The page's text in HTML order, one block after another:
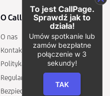
O CallPage
O nas
Kontakt
Polityka prywatności
Regulamin
Bezpieczeństwo i
To jest CallPage.
Sprawdź jak to
działa!
Umów spotkanie lub
zamów bezpłatne
połączenie w 3
sekundy!
TAK